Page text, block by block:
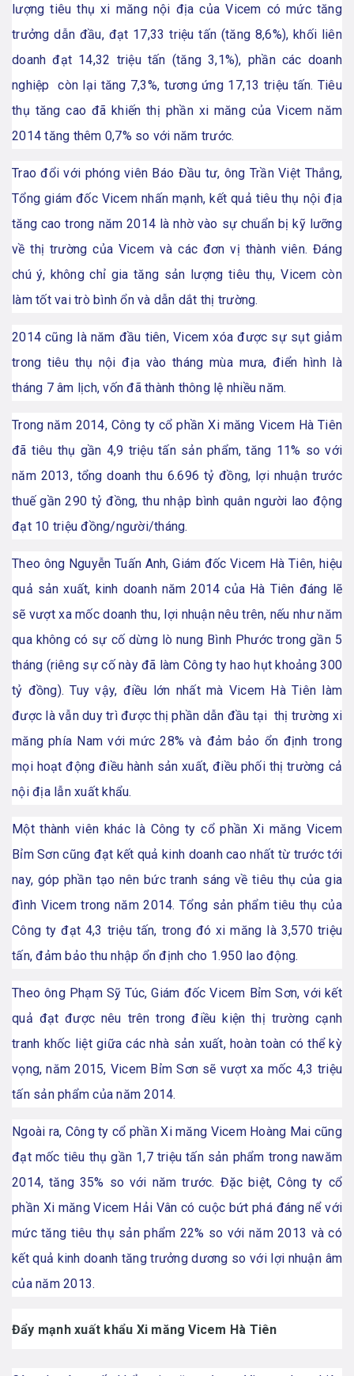
lượng tiêu thụ xi măng nội địa của Vicem có mức tăng
trưởng dẫn đầu, đạt 17,33 triệu tấn (tăng 8,6%), khối liên
doanh đạt 14,32 triệu tấn (tăng 3,1%), phần các doanh
nghiệp còn lại tăng 7,3%, tương ứng 17,13 triệu tấn. Tiêu
thụ tăng cao đã khiến thị phần xi măng của Vicem năm
2014 tăng thêm 0,7% so với năm trước.
Trao đổi với phóng viên Báo Đầu tư, ông Trần Việt Thắng,
Tổng giám đốc Vicem nhấn mạnh, kết quả tiêu thụ nội địa
tăng cao trong năm 2014 là nhờ vào sự chuẩn bị kỹ lưỡng
về thị trường của Vicem và các đơn vị thành viên. Đáng
chú ý, không chỉ gia tăng sản lượng tiêu thụ, Vicem còn
làm tốt vai trò bình ổn và dẫn dắt thị trường.
2014 cũng là năm đầu tiên, Vicem xóa được sự sụt giảm
trong tiêu thụ nội địa vào tháng mùa mưa, điển hình là
tháng 7 âm lịch, vốn đã thành thông lệ nhiều năm.
Trong năm 2014, Công ty cổ phần Xi măng Vicem Hà Tiên
đã tiêu thụ gần 4,9 triệu tấn sản phẩm, tăng 11% so với
năm 2013, tổng doanh thu 6.696 tỷ đồng, lợi nhuận trước
thuế gần 290 tỷ đồng, thu nhập bình quân người lao động
đạt 10 triệu đồng/người/tháng.
Theo ông Nguyễn Tuấn Anh, Giám đốc Vicem Hà Tiên, hiệu
quả sản xuất, kinh doanh năm 2014 của Hà Tiên đáng lẽ
sẽ vượt xa mốc doanh thu, lợi nhuận nêu trên, nếu như năm
qua không có sự cố dừng lò nung Bình Phước trong gần 5
tháng (riêng sự cố này đã làm Công ty hao hụt khoảng 300
tỷ đồng). Tuy vậy, điều lớn nhất mà Vicem Hà Tiên làm
được là vẫn duy trì được thị phần dẫn đầu tại thị trường xi
măng phía Nam với mức 28% và đảm bảo ổn định trong
mọi hoạt động điều hành sản xuất, điều phối thị trường cả
nội địa lẫn xuất khẩu.
Một thành viên khác là Công ty cổ phần Xi măng Vicem
Bỉm Sơn cũng đạt kết quả kinh doanh cao nhất từ trước tới
nay, góp phần tạo nên bức tranh sáng về tiêu thụ của gia
đình Vicem trong năm 2014. Tổng sản phẩm tiêu thụ của
Công ty đạt 4,3 triệu tấn, trong đó xi măng là 3,570 triệu
tấn, đảm bảo thu nhập ổn định cho 1.950 lao động.
Theo ông Phạm Sỹ Túc, Giám đốc Vicem Bỉm Sơn, với kết
quả đạt được nêu trên trong điều kiện thị trường cạnh
tranh khốc liệt giữa các nhà sản xuất, hoàn toàn có thể kỳ
vọng, năm 2015, Vicem Bỉm Sơn sẽ vượt xa mốc 4,3 triệu
tấn sản phẩm của năm 2014.
Ngoài ra, Công ty cổ phần Xi măng Vicem Hoàng Mai cũng
đạt mốc tiêu thụ gần 1,7 triệu tấn sản phẩm trong nawăm
2014, tăng 35% so với năm trước. Đặc biệt, Công ty cổ
phần Xi măng Vicem Hải Vân có cuộc bứt phá đáng nể với
mức tăng tiêu thụ sản phẩm 22% so với năm 2013 và có
kết quả kinh doanh tăng trưởng dương so với lợi nhuận âm
của năm 2013.
Đẩy mạnh xuất khẩu Xi măng Vicem Hà Tiên